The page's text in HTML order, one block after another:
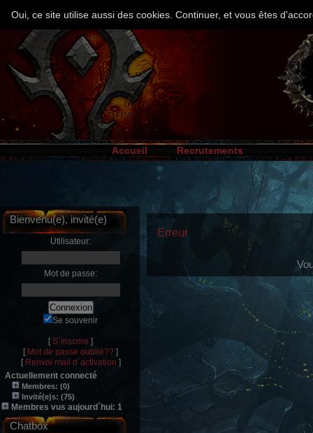
Accueil Recrutements
Bienvenu(e), invité(e)
Utilisateur:
Mot de passe:
Se souvenir
[ S´inscrire ]
[ Mot de passe oublié?? ]
[ Renvoi mail d´activation ]
Actuellement connecté
Membres: (0)
Invité(e)s: (75)
Membres vus aujourd´hui: 1
Chatbox
Erreur
Oui, ce site utilise aussi des cookies. Continuer, et vous êtes